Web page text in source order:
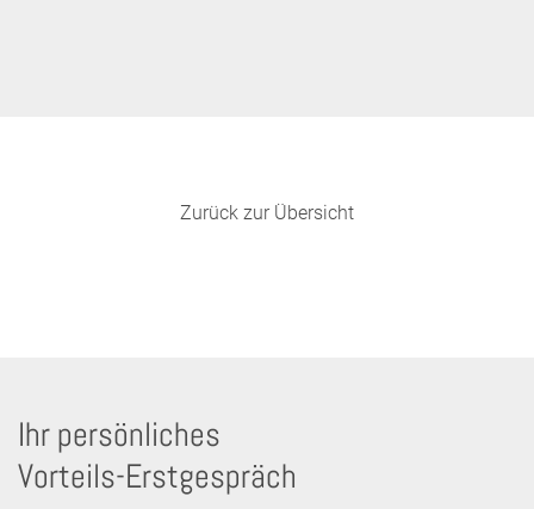
Zurück zur Übersicht
Ihr persönliches
Vorteils-Erstgespräch